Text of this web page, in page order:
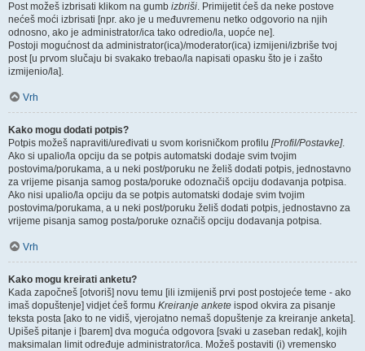
Post možeš izbrisati klikom na gumb izbriši. Primijetit ćeš da neke postove
nećeš moći izbrisati [npr. ako je u međuvremenu netko odgovorio na njih
odnosno, ako je administrator/ica tako odredio/la, uopće ne].
Postoji mogućnost da administrator(ica)/moderator(ica) izmijeni/izbriše tvoj
post [u prvom slučaju bi svakako trebao/la napisati opasku što je i zašto
izmijenio/la].
Vrh
Kako mogu dodati potpis?
Potpis možeš napraviti/uređivati u svom korisničkom profilu [Profil/Postavke].
Ako si upalio/la opciju da se potpis automatski dodaje svim tvojim
postovima/porukama, a u neki post/poruku ne želiš dodati potpis, jednostavno
za vrijeme pisanja samog posta/poruke odoznačiš opciju dodavanja potpisa.
Ako nisi upalio/la opciju da se potpis automatski dodaje svim tvojim
postovima/porukama, a u neki post/poruku želiš dodati potpis, jednostavno za
vrijeme pisanja samog posta/poruke označiš opciju dodavanja potpisa.
Vrh
Kako mogu kreirati anketu?
Kada započneš [otvoriš] novu temu [ili izmijeniš prvi post postojeće teme - ako
imaš dopuštenje] vidjet ćeš formu Kreiranje ankete ispod okvira za pisanje
teksta posta [ako to ne vidiš, vjerojatno nemaš dopuštenje za kreiranje anketa].
Upišeš pitanje i [barem] dva moguća odgovora [svaki u zaseban redak], kojih
maksimalan limit određuje administrator/ica. Možeš postaviti (i) vremensko